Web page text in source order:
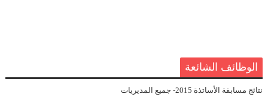
الوظائف الشائعة
نتائج مسابقة الأساتذة 2015- جميع المديريات